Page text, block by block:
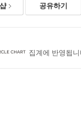
공유하기
집계에 반영됩